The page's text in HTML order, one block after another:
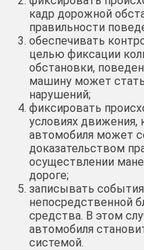
кадр дорожной
правильности
обеспечивать
целью фиксации
обстановки,
машину может
нарушений;
фиксировать
условиях движения,
автомобиля может
доказательством
осуществлении
дороге;
записывать
непосредственной
средства. В этом
автомобиля
системой.